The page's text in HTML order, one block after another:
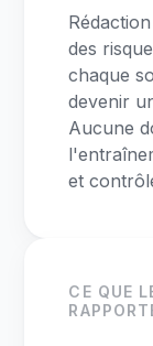
des
chaque
devenir
Aucune
et
CE QUE